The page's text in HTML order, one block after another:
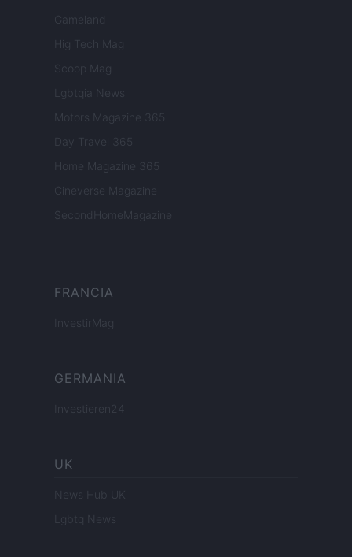
Gameland
Hig Tech Mag
Scoop Mag
Lgbtqia News
Motors Magazine 365
Day Travel 365
Home Magazine 365
Cineverse Magazine
SecondHomeMagazine
FRANCIA
InvestirMag
GERMANIA
Investieren24
UK
News Hub UK
Lgbtq News